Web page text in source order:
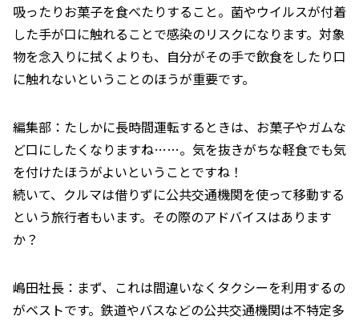
吸ったりお菓子を食べたりすること。菌やウイルスが付着
した手が口に触れることで感染のリスクになります。対象
物を念入りに拭くよりも、自分がその手で飲食をしたり口
に触れないということのほうが重要です。
編集部：たしかに長時間運転するときは、お菓子やガムな
ど口にしたくなりますね……。気を抜きがちな軽食でも気
を付けたほうがよいということですね！
続いて、クルマは借りずに公共交通機関を使って移動する
という旅行者もいます。その際のアドバイスはあります
か？
嶋田社長：まず、これは間違いなくタクシーを利用するの
がベストです。鉄道やバスなどの公共交通機関は不特定多